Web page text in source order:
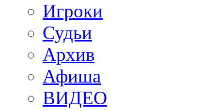
Игроки
Судьи
Архив
Афиша
ВИДЕО